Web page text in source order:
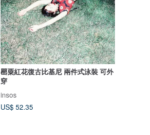
罌粟紅花復古比基尼 兩件式泳裝 可外
穿
insos
US$ 52.35